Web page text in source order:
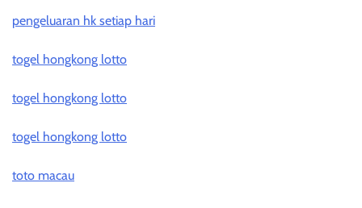
pengeluaran hk setiap hari
togel hongkong lotto
togel hongkong lotto
togel hongkong lotto
toto macau